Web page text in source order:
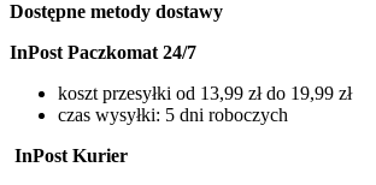
Dostępne metody dostawy
InPost Paczkomat 24/7
koszt przesyłki od 13,99 zł do 19,99 zł
czas wysyłki: 5 dni roboczych
InPost Kurier